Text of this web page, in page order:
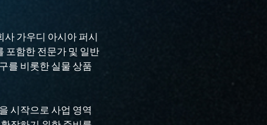
가우디 아시아 퍼시
포함한 전문가 및 일반
를 비롯한 실물 상품
시작으로 사업 영역